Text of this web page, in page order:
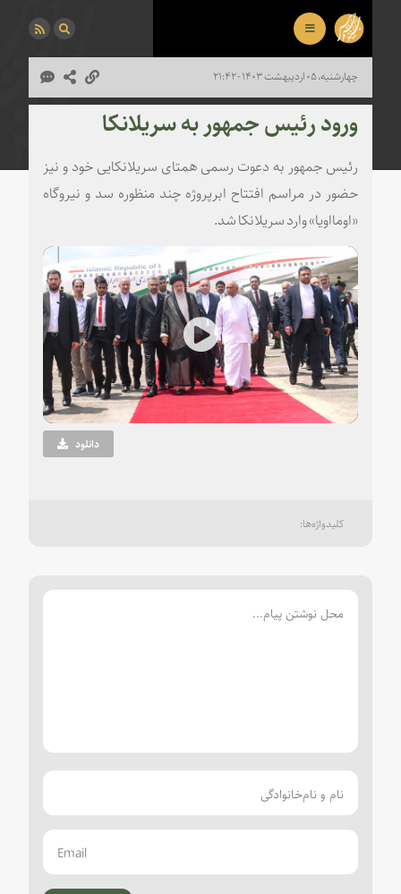
چهارشنبه، ۰۵ اردیبهشت ۱۴۰۳ - ۲۱:۴۲
ورود رئیس جمهور به سریلانکا
رئیس جمهور به دعوت رسمی همتای سریلانکایی خود و نیز
حضور در مراسم افتتاح ابرپروژه چند منظوره سد و نیروگاه
«اومااویا» وارد سریلانکا شد.
Play
Video دانلود